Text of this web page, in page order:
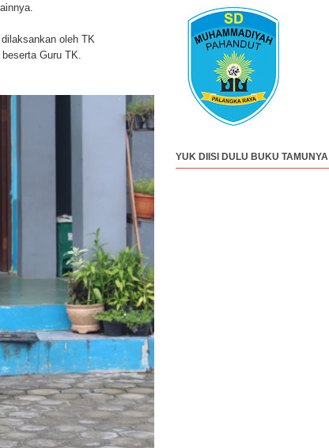
oleh TK
Guru TK.
YUK DIISI DULU BUKU TAMUNYA